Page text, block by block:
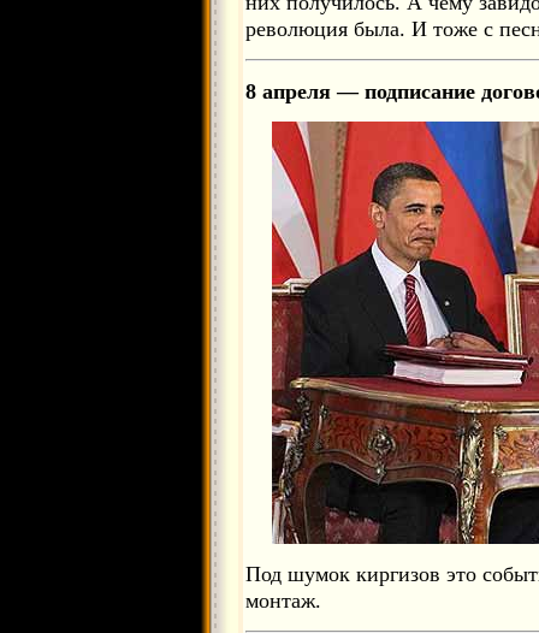
революция была. И тоже с
8 апреля — подписание
Под шумок киргизов это
монтаж.